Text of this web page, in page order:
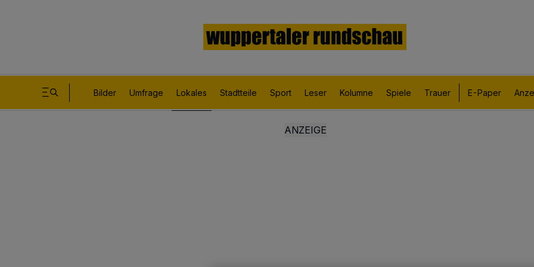
Bilder Umfrage Lokales Stadtteile Sport Leser Kolumne Spiele Trauer E-Paper